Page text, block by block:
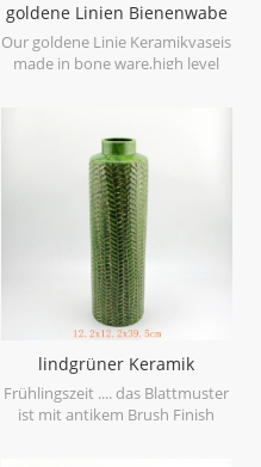
goldene Linien Bienenwabe
keramische weiße Vase
Our goldene Linie Keramikvaseis
made in bone ware,high level
lindgrüner Keramik
Vasenblatt Patten
Frühlingszeit .... das Blattmuster
ist mit antikem Brush Finish